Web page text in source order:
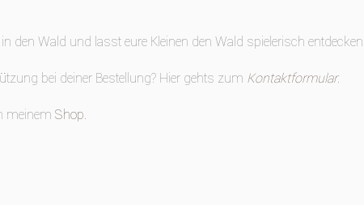
den Wald und lasst eure Kleinen den Wald spielerisch
bei deiner Bestellung? Hier gehts zum Kontaktformular.
meinem Shop.